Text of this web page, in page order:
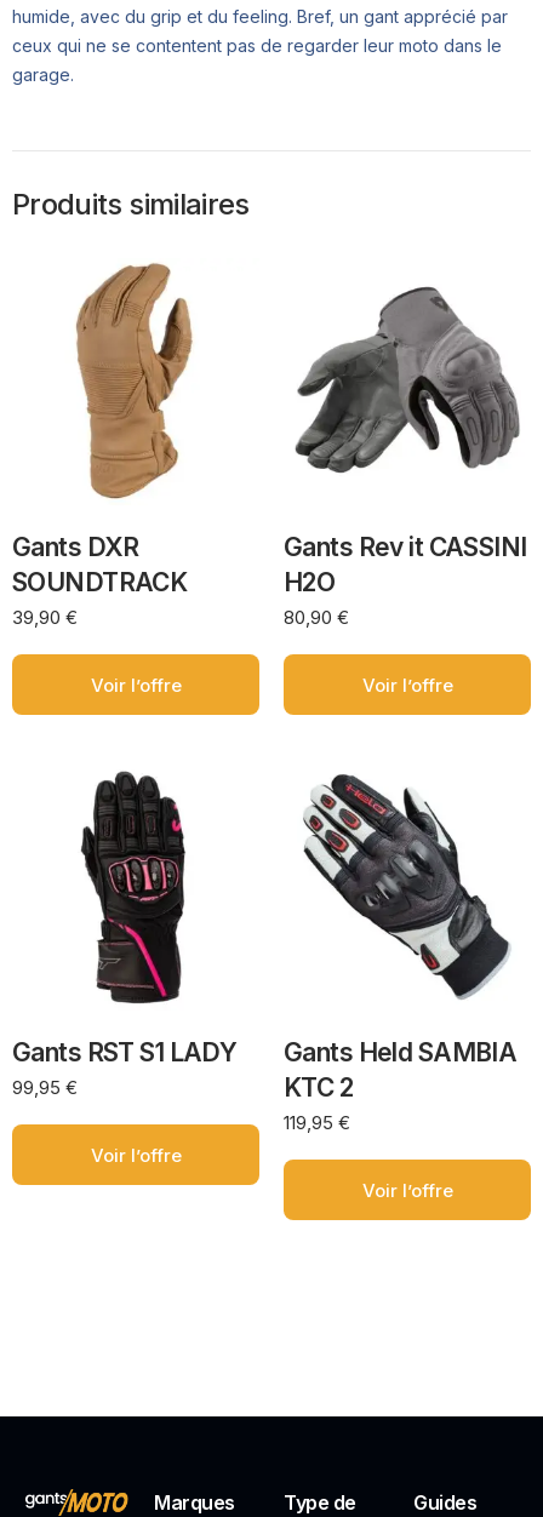
humide, avec du grip et du feeling. Bref, un gant apprécié par
ceux qui ne se contentent pas de regarder leur moto dans le
garage.
Produits similaires
Gants DXR
SOUNDTRACK
39,90 €
Voir l’offre
Gants Rev it CASSINI
H2O
80,90 €
Voir l’offre
Gants RST S1 LADY
99,95 €
Voir l’offre
Gants Held SAMBIA
KTC 2
119,95 €
Voir l’offre
Marques
Type de
Guides